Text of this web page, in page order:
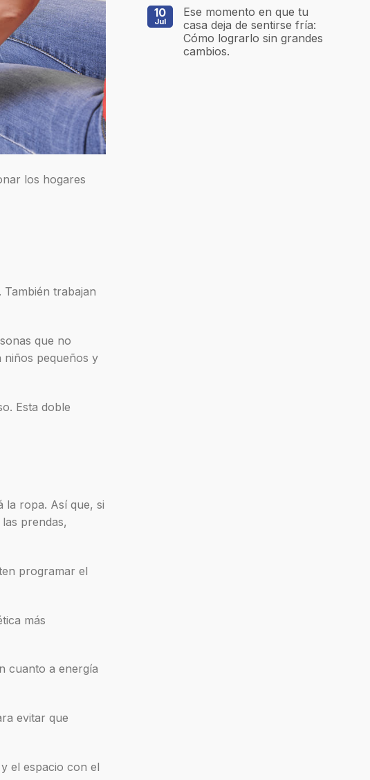
los hogares
trabajan
que no
pequeños y
Esta doble
la ropa. Así que, si
prendas,
programar el
más
cuanto a energía
evitar que
el espacio con el
10
Jul
Ese momento en que tu
casa deja de sentirse fría:
Cómo lograrlo sin grandes
cambios.